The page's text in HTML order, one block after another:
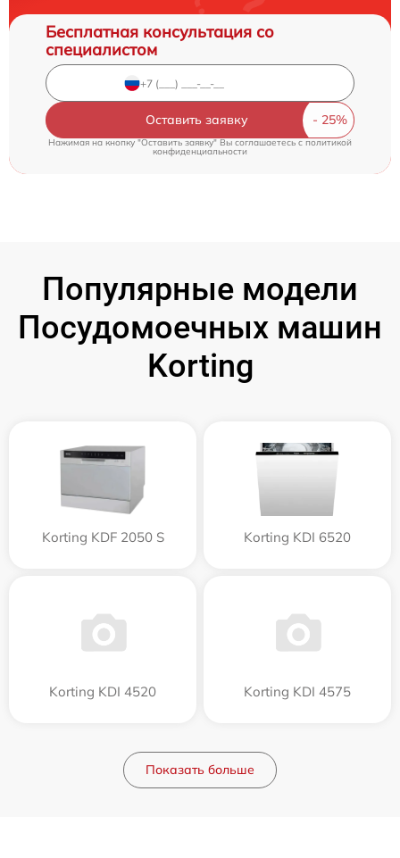
Бесплатная консультация со
специалистом
Оставить заявку
Нажимая на кнопку "Оставить заявку" Вы соглашаетесь c политикой
конфиденциальности
Популярные модели
Посудомоечных машин
Korting
Korting KDF 2050 S Korting KDI 6520
Korting KDI 4520 Korting KDI 4575
Показать больше